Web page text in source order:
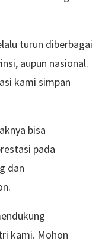
turun diberbagai
aupun nasional.
kami simpan
bisa
pada
dan
kami. Mohon